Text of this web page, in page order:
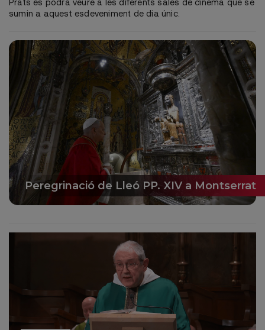
sumin a aquest esdeveniment de dia únic.
Peregrinació de Lleó PP. XIV a Montserrat